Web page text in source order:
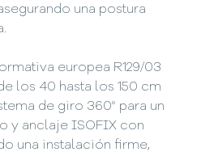
una postura
europea R129/03
los 40 hasta los 150 cm
de giro 360° para un
y anclaje ISOFIX con
una instalación firme,